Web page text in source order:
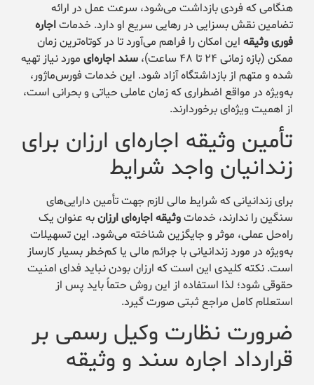
هنگامی که فردی بازداشت می‌شود، سرعت عمل در ارائه
تضامین نقش بسزایی در رهایی سریع او دارد. خدماتاجاره
فوری وثیقه این امکان را فراهم می‌آورد تا در کوتاه‌ترین زمان
ممکن (بازه زمانی ۲۴ تا ۴۸ ساعت)،
سند اجاره‌ای مورد نیاز تهیه
شده و متهم از بازداشتگاه آزاد شود. این خدمات فورس‌ماژور،
به‌ویژه در مواقع اضطراری که زمان عاملی حیاتی و بحرانی است،
از اهمیت ویژه‌ای برخوردارند.
تأمین وثیقه اجاره‌ای ارزان برای
زندانیان واجد شرایط
برای زندانیانی که شرایط مالی لازم جهت تأمین دارایی‌های
سنگین را ندارند، خدماتوثیقه اجاره‌ای ارزانبه عنوان یک
راه‌حل عملی، موثر و جایگزین شناخته می‌شود. این تسهیلات
به‌ویژه در مورد زندانیانی با جرائم مالی یا کم‌خطر بسیار کارساز
است. نکته کلیدی این است که ارزان بودن نباید فدای امنیت
حقوقی شود؛ لذا استفاده از این روش حتماً باید پس از
استعلام کامل مراجع ثبتی صورت گیرد.
ضرورت نظارت وکیل رسمی بر
قرارداد اجاره سند و وثیقه